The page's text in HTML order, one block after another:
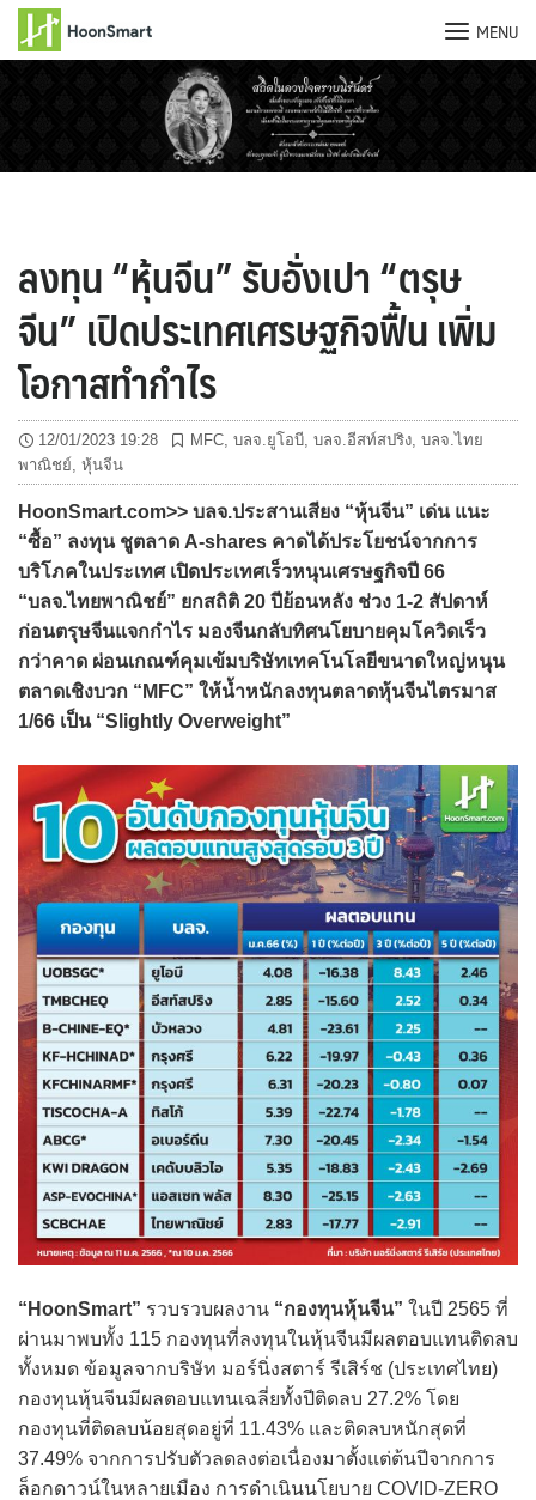
MENU
ลงทุน “หุ้นจีน” รับอั่งเปา “ตรุษ
จีน” เปิดประเทศเศรษฐกิจฟื้น เพิ่ม
โอกาสทำกำไร
12/01/2023 19:28 MFC บลจ.ยูโอบี บลจ.อีสท์สปริง บลจ.ไทย
พาณิชย์ หุ้นจีน
HoonSmart.com>> บลจ.ประสานเสียง “หุ้นจีน” เด่น แนะ
“ซื้อ” ลงทุน ชูตลาด A-shares คาดได้ประโยชน์จากการ
บริโภคในประเทศ เปิดประเทศเร็วหนุนเศรษฐกิจปี 66
“บลจ.ไทยพาณิชย์” ยกสถิติ 20 ปีย้อนหลัง ช่วง 1-2 สัปดาห์
ก่อนตรุษจีนแจกกำไร มองจีนกลับทิศนโยบายคุมโควิดเร็ว
กว่าคาด ผ่อนเกณฑ์คุมเข้มบริษัทเทคโนโลยีขนาดใหญ่หนุน
ตลาดเชิงบวก “MFC” ให้น้ำหนักลงทุนตลาดหุ้นจีนไตรมาส
1/66 เป็น “Slightly Overweight”
“HoonSmart” รวบรวบผลงาน “กองทุนหุ้นจีน” ในปี 2565 ที่
ผ่านมาพบทั้ง 115 กองทุนที่ลงทุนในหุ้นจีนมีผลตอบแทนติดลบ
ทั้งหมด ข้อมูลจากบริษัท มอร์นิ่งสตาร์ รีเสิร์ช (ประเทศไทย)
กองทุนหุ้นจีนมีผลตอบแทนเฉลี่ยทั้งปีติดลบ 27.2% โดย
กองทุนที่ติดลบน้อยสุดอยู่ที่ 11.43% และติดลบหนักสุดที่
37.49% จากการปรับตัวลดลงต่อเนื่องมาตั้งแต่ต้นปีจากการ
ล็อกดาวน์ในหลายเมือง การดำเนินนโยบาย COVID-ZERO